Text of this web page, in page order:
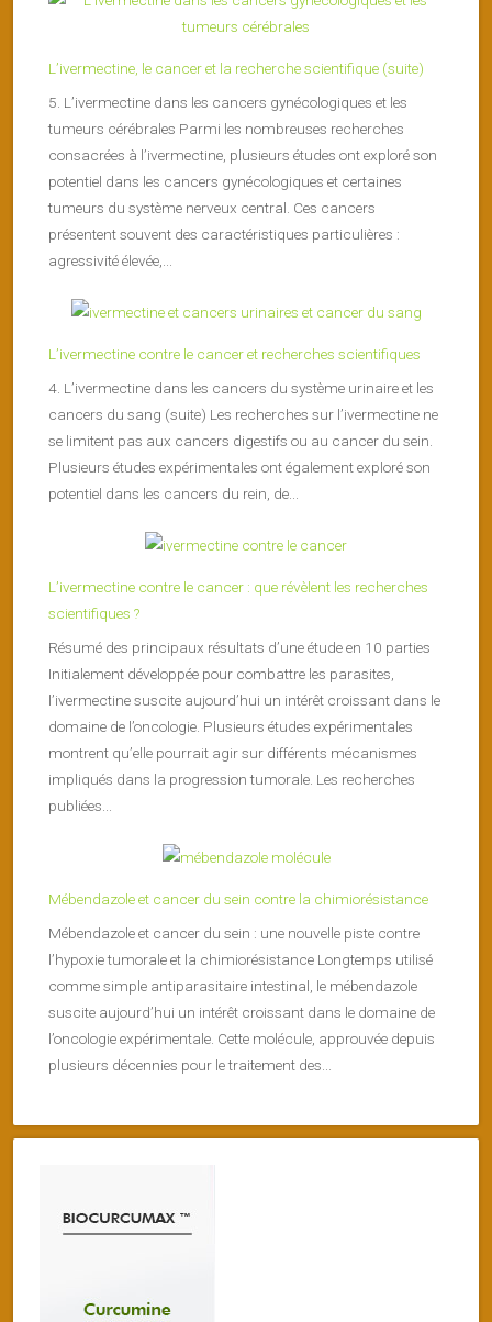
L’ivermectine, le cancer et la recherche scientifique (suite)
5. L’ivermectine dans les cancers gynécologiques et les
tumeurs cérébrales Parmi les nombreuses recherches
consacrées à l’ivermectine, plusieurs études ont exploré son
potentiel dans les cancers gynécologiques et certaines
tumeurs du système nerveux central. Ces cancers
présentent souvent des caractéristiques particulières :
agressivité élevée,...
L’ivermectine contre le cancer et recherches scientifiques
4. L’ivermectine dans les cancers du système urinaire et les
cancers du sang (suite) Les recherches sur l’ivermectine ne
se limitent pas aux cancers digestifs ou au cancer du sein.
Plusieurs études expérimentales ont également exploré son
potentiel dans les cancers du rein, de...
L’ivermectine contre le cancer : que révèlent les recherches
scientifiques ?
Résumé des principaux résultats d’une étude en 10 parties
Initialement développée pour combattre les parasites,
l’ivermectine suscite aujourd’hui un intérêt croissant dans le
domaine de l’oncologie. Plusieurs études expérimentales
montrent qu’elle pourrait agir sur différents mécanismes
impliqués dans la progression tumorale. Les recherches
publiées...
Mébendazole et cancer du sein contre la chimiorésistance
Mébendazole et cancer du sein : une nouvelle piste contre
l’hypoxie tumorale et la chimiorésistance Longtemps utilisé
comme simple antiparasitaire intestinal, le mébendazole
suscite aujourd’hui un intérêt croissant dans le domaine de
l’oncologie expérimentale. Cette molécule, approuvée depuis
plusieurs décennies pour le traitement des...